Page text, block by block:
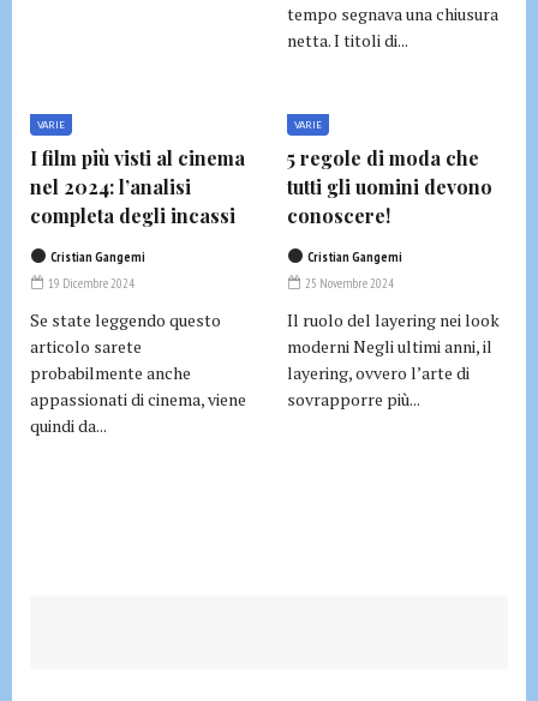
tempo segnava una chiusura
netta. I titoli di...
VARIE
I film più visti al cinema
nel 2024: l’analisi
completa degli incassi
Cristian Gangemi
19 Dicembre 2024
Se state leggendo questo
articolo sarete
probabilmente anche
appassionati di cinema, viene
quindi da...
VARIE
5 regole di moda che
tutti gli uomini devono
conoscere!
Cristian Gangemi
25 Novembre 2024
Il ruolo del layering nei look
moderni Negli ultimi anni, il
layering, ovvero l’arte di
sovrapporre più...